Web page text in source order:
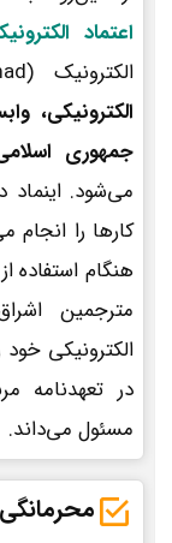
اعتماد
الکترونیک (E-Namad) توسط م
الکترونیکی،
جمهوری
می‌شود.
کارها را
هنگام استفاده
مترجمین
الکترونیکی
در تعهدنامه
مسئول می‌داند.